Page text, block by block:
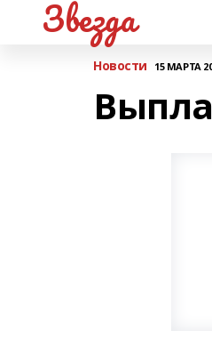
Звезда
Новости 15 МАРТА